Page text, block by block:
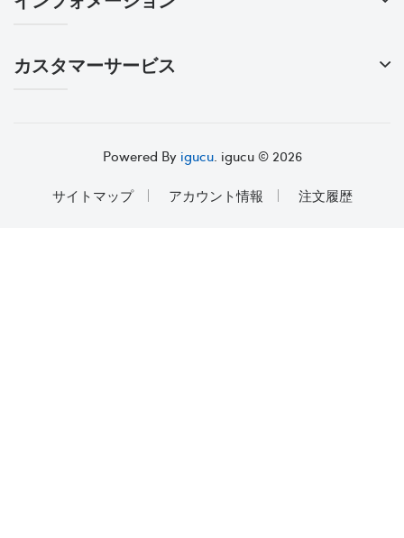
カスタマーサービス
Powered By igucu. igucu © 2026
サイトマップ
アカウント情報 注文履歴